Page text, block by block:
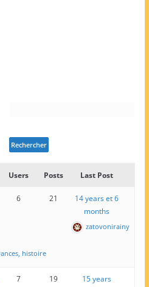
Users Posts Last Post
histoire
6 21
14 years et 6
months
zatovonirainy
7 19 15 years